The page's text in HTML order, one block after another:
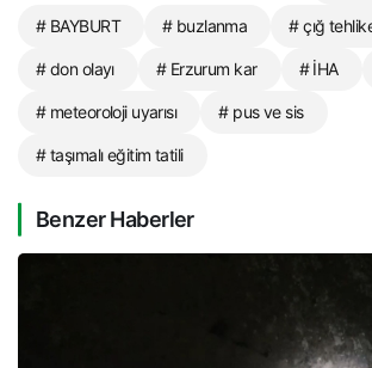
# BAYBURT # buzlanma # çığ
# don olayı # Erzurum kar # İHA
# meteoroloji uyarısı # pus ve sis
# taşımalı eğitim tatili
Benzer Haberler